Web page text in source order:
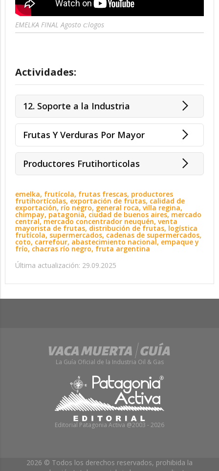
EMELKA FINAL Agosto c:logos
Actividades:
12. Soporte a la Industria
Frutas Y Verduras Por Mayor
Productores Frutihorticolas
emelka, frutícola, frutas frescas, productores
frutihortícolas, exportación de frutas, calidad de
exportación, río negro, general roca, villa regina,
chimpay, patagonia, ciudad de buenos aires, mercado
central, mercado concentrador neuquén, venta
mayorista de frutas, distribución de frutas, logística
frutícola, supermercados, cadenas de supermercados,
coto, carrefour, abastecimiento nacional, empaque y
frío, chacras río negro, fruta argentina
Última actualización: 29.09.2025
La Guía Oficial de la Industria Oil & Gas
Editorial Patagonia Activa @2003 - 2026
2026 © Todos los derechos reservados, prohibida la